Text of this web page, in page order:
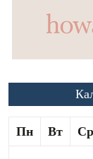
Пн Вт Ср